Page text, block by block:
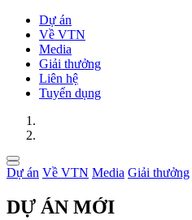
Dự án
Về VTN
Media
Giải thưởng
Liên hệ
Tuyển dụng
Dự án Về VTN Media Giải thưởng
DỰ ÁN MỚI